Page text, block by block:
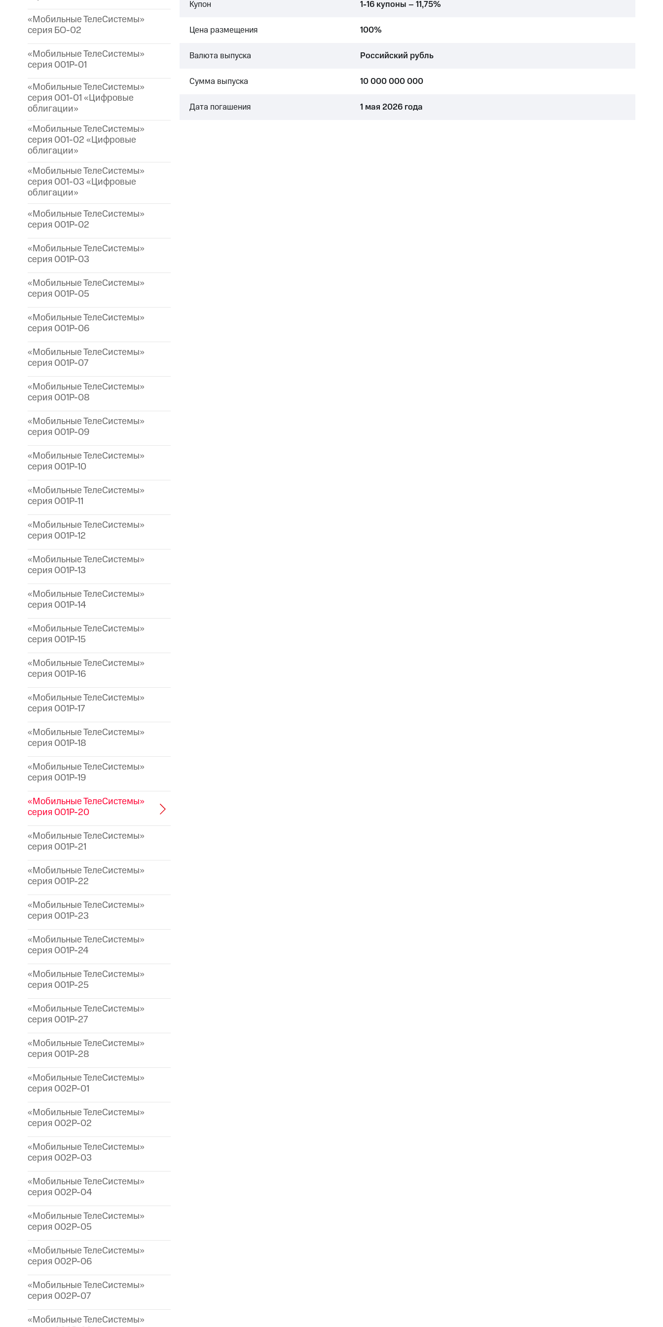
«Мобильные ТелеСистемы»
серия БО-02
«Мобильные ТелеСистемы»
серия 001P-01
«Мобильные ТелеСистемы»
серия 001-01 «Цифровые
облигации»
«Мобильные ТелеСистемы»
серия 001-02 «Цифровые
облигации»
«Мобильные ТелеСистемы»
серия 001-03 «Цифровые
облигации»
«Мобильные ТелеСистемы»
серия 001P-02
«Мобильные ТелеСистемы»
серия 001P-03
«Мобильные ТелеСистемы»
серия 001P-05
«Мобильные ТелеСистемы»
серия 001P-06
«Мобильные ТелеСистемы»
серия 001P-07
«Мобильные ТелеСистемы»
серия 001P-08
«Мобильные ТелеСистемы»
серия 001P-09
«Мобильные ТелеСистемы»
серия 001P-10
«Мобильные ТелеСистемы»
серия 001P-11
«Мобильные ТелеСистемы»
серия 001P-12
«Мобильные ТелеСистемы»
серия 001P-13
«Мобильные ТелеСистемы»
серия 001P-14
«Мобильные ТелеСистемы»
серия 001P-15
«Мобильные ТелеСистемы»
серия 001P-16
«Мобильные ТелеСистемы»
серия 001P-17
«Мобильные ТелеСистемы»
серия 001P-18
«Мобильные ТелеСистемы»
серия 001P-19
«Мобильные ТелеСистемы»
серия 001P-20
«Мобильные ТелеСистемы»
серия 001P-21
«Мобильные ТелеСистемы»
серия 001P-22
«Мобильные ТелеСистемы»
серия 001P-23
«Мобильные ТелеСистемы»
серия 001P-24
«Мобильные ТелеСистемы»
серия 001P-25
«Мобильные ТелеСистемы»
серия 001P-27
«Мобильные ТелеСистемы»
серия 001P-28
«Мобильные ТелеСистемы»
серия 002P-01
«Мобильные ТелеСистемы»
серия 002P-02
«Мобильные ТелеСистемы»
серия 002P-03
«Мобильные ТелеСистемы»
серия 002P-04
«Мобильные ТелеСистемы»
серия 002P-05
«Мобильные ТелеСистемы»
серия 002P-06
«Мобильные ТелеСистемы»
серия 002P-07
«Мобильные ТелеСистемы»
Купон 1-16 купоны – 11,75%
Цена размещения 100%
Валюта выпуска Российский рубль
Сумма выпуска 10 000 000 000
Дата погашения 1 мая 2026 года